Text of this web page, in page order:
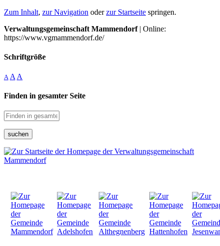
Zum Inhalt, zur Navigation oderzur Startseite springen.
Verwaltungsgemeinschaft Mammendorf| Online:
https://www.vgmammendorf.de/
Schriftgröße
A A A
Finden in gesamter Seite
suchen